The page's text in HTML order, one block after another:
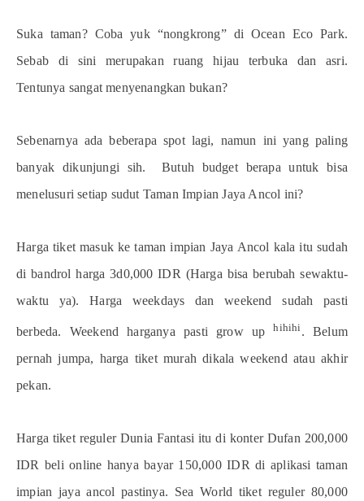
Suka taman? Coba yuk “nongkrong” di Ocean Eco Park.
Sebab di sini merupakan ruang hijau terbuka dan asri.
Tentunya sangat menyenangkan bukan?
Sebenarnya ada beberapa spot lagi, namun ini yang paling
banyak dikunjungi sih.
Butuh budget berapa untuk bisa
menelusuri setiap sudut Taman Impian Jaya Ancol ini?
Harga tiket masuk ke taman impian Jaya Ancol kala itu sudah
di bandrol harga 3d0,000 IDR (Harga bisa berubah sewaktu-
waktu ya). Harga weekdays dan weekend sudah pasti
berbeda. Weekend harganya pasti grow uphihihi . Belum
pernah jumpa, harga tiket murah dikala weekend atau akhir
pekan.
Harga tiket reguler Dunia Fantasi itu di konter Dufan 200,000
IDR beli online hanya bayar 150,000 IDR di aplikasi taman
impian jaya ancol pastinya. Sea World tiket reguler 80,000